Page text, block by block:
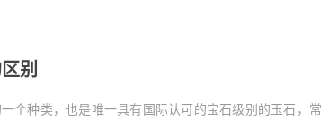
别
个种类，也是唯一具有国际认可的宝石级别的玉石，常